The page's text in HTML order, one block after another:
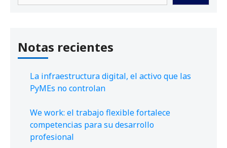
Notas recientes
La infraestructura digital, el activo que las
PyMEs no controlan
We work: el trabajo flexible fortalece
competencias para su desarrollo
profesional